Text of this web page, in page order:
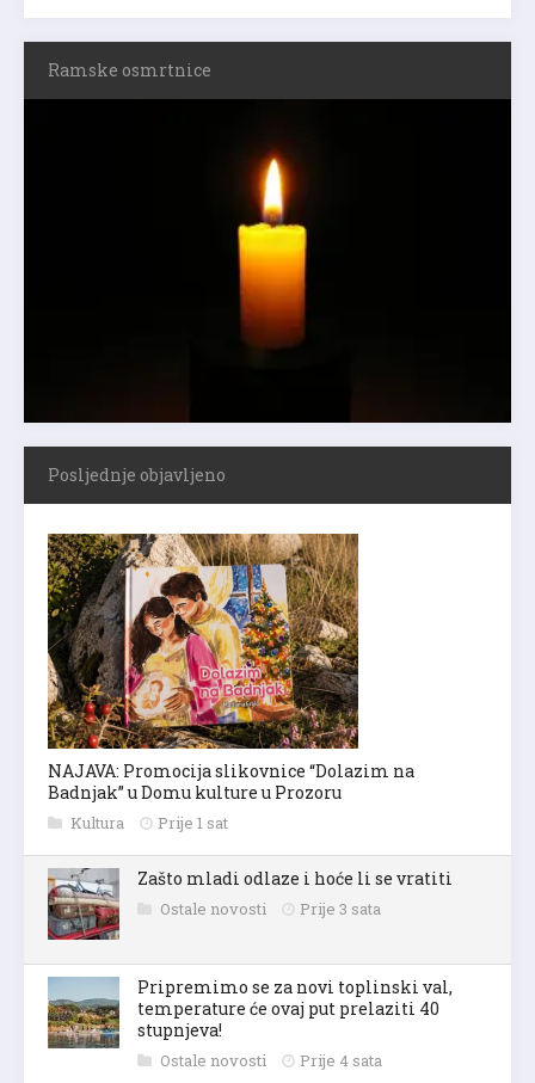
Ramske osmrtnice
Posljednje objavljeno
NAJAVA: Promocija slikovnice “Dolazim na
Badnjak” u Domu kulture u Prozoru
Kultura Prije 1 sat
Zašto mladi odlaze i hoće li se vratiti
Ostale novosti Prije 3 sata
Pripremimo se za novi toplinski val,
temperature će ovaj put prelaziti 40
stupnjeva!
Ostale novosti Prije 4 sata